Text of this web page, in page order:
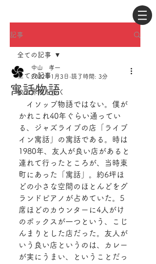
記事
全ての記事
牧志界隈を歩く
全ての記事
寓話物語
中山 孝一
2022年1月3日 読了時間: 3分
イソップ物語ではない。僕が
かれこれ40年ぐらい通ってい
る、ジャズライブの店「ライブ
イン寓話」の寓話である。時は
1980年、友人が良い店があると
連れて行ったところが、当時東
町にあった「寓話」。約6坪ほ
どの小さな空間のほとんどをグ
ランドピアノが占めていた。5
席ほどのカウンターに4人がけ
のボックスが一つという、こじ
んまりとした店だった。友人が
いう良い店というのは、カレー
が実にうまい、ということだっ